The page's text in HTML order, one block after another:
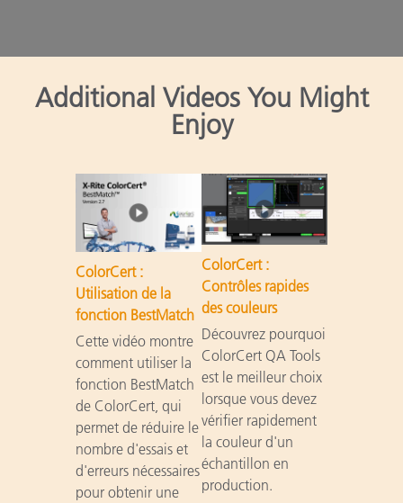
Additional Videos You Might
Enjoy
ColorCert :
Utilisation de la
fonction BestMatch
Cette vidéo montre
comment utiliser la
fonction BestMatch
de ColorCert, qui
permet de réduire le
nombre d'essais et
d'erreurs nécessaires
pour obtenir une
ColorCert :
Contrôles rapides
des couleurs
Découvrez pourquoi
ColorCert QA Tools
est le meilleur choix
lorsque vous devez
vérifier rapidement
la couleur d'un
échantillon en
production.